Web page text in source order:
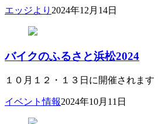
エッジより 2024年12月14日
バイクのふるさと浜松2024
１０月１２・１３日に開催されま
イベント情報2024年10月11日